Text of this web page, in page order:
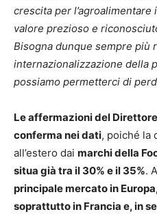
crescita per
valore prezioso e
Bisogna dunque sempre più
internazionalizzazione della
possiamo permetterci di
Le affermazioni del
conferma nei dati, poiché la
all’estero dai marchi della
situa già tra il 30% e il 35%.
principale mercato in
soprattutto in Francia e, in